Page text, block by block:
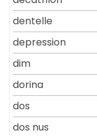
dentelle
depression
dim
dorina
dos
dos nus